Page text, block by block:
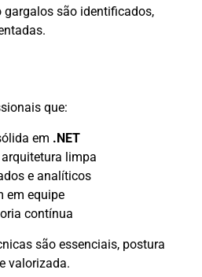
são identificados,
que:
em .NET
limpa
e analíticos
em equipe
contínua
são essenciais, postura
valorizada.